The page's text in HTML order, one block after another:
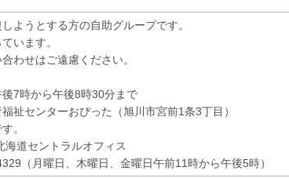
ようとする方の自助グループです。
います。
わせはご遠慮ください。
7時から午後8時30分まで
祉センターおぴった（旭川市宮前1条3丁目）
。
海道セントラルオフィス
（月曜日、木曜日、金曜日午前11時から午後5時）